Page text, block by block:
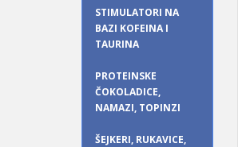
STIMULATORI NA
BAZI KOFEINA I
TAURINA
PROTEINSKE
ČOKOLADICE,
NAMAZI, TOPINZI
ŠEJKERI, RUKAVICE,